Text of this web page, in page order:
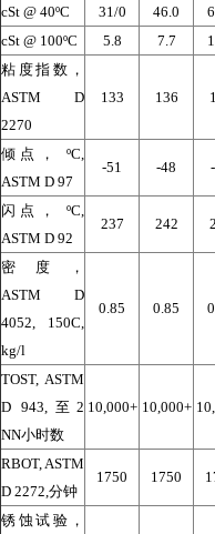
cSt @ 40ºC
31/0 46.0
cSt @ 100ºC
5.8 7.7
粘度指数，
ASTM D
2270
133 136
倾点， ºC,
ASTM D 97
-51 -48
闪点， ºC,
ASTM D 92
237 242
密度，
ASTM D
4052, 150C,
kg/l
0.85 0.85
TOST, ASTM
D 943,至2
NN小时数
10,000+ 10,000+
RBOT, ASTM
D 2272,分钟
1750 1750
锈蚀试验，